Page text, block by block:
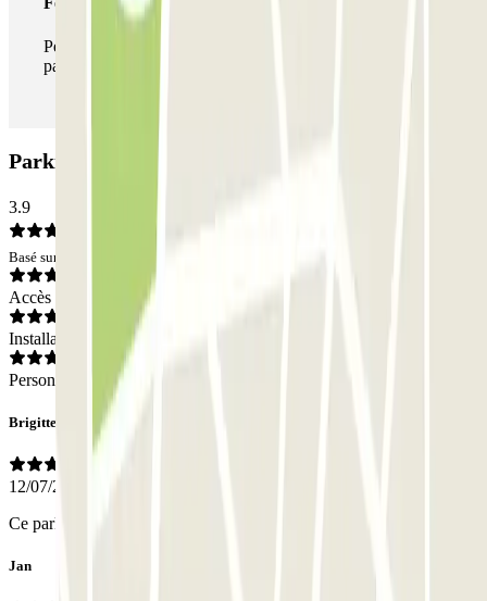
Pendant votre séjour, vous pouvez entrer et sortir du
parking aussi souvent que vous le souhaitez.
Parking Park Iptrans Auto: Avis
3.9
Basé sur 215 avis
Accès
Installations
Personnel
Brigitte
12/07/2026
Ce parking est très bien
Jan